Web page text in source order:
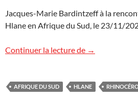
Jacques-Marie Bardintzeff à la
Hlane en Afrique du Sud, le 23/11/
Continuer la lecture de Avec les «
→
AFRIQUE DU SUD HLANE